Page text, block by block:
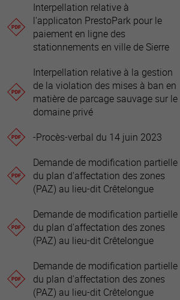
Interpellation relative à
l'applicaton PrestoPark pour le
paiement en ligne des
stationnements en ville de Sierre
Interpellation relative à la gestion
de la violation des mises à ban en
matière de parcage sauvage sur le
domaine privé
-Procès-verbal du 14 juin 2023
Demande de modification partielle
du plan d'affectation des zones
(PAZ) au lieu-dit Crêtelongue
Demande de modification partielle
du plan d'affectation des zones
(PAZ) au lieu-dit Crêtelongue
Demande de modification partielle
du plan d'affectation des zones
(PAZ) au lieu-dit Crêtelongue